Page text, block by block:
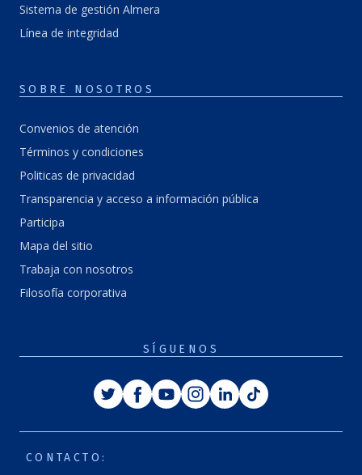
Sistema de gestión Almera
Línea de integridad
SOBRE NOSOTROS
Convenios de atención
Términos y condiciones
Politicas de privacidad
Transparencia y acceso a información pública
Participa
Mapa del sitio
Trabaja con nosotros
Filosofía corporativa
SÍGUENOS
TwitterFacebook
YoutubeInstagram
LinkedinTiktok
CONTACTO: